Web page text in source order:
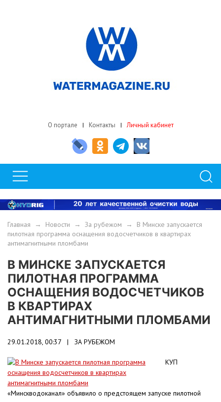
О портале Контакты Личный кабинет
Главная → Новости → За рубежом → В Минске запускается
пилотная программа оснащения водосчетчиков в квартирах
антимагнитными пломбами
В МИНСКЕ ЗАПУСКАЕТСЯ
ПИЛОТНАЯ ПРОГРАММА
ОСНАЩЕНИЯ ВОДОСЧЕТЧИКОВ
В КВАРТИРАХ
АНТИМАГНИТНЫМИ ПЛОМБАМИ
29.01.2018, 00:37 | ЗА РУБЕЖОМ
КУП
«Минскводоканал» объявило о предстоящем запуске пилотной